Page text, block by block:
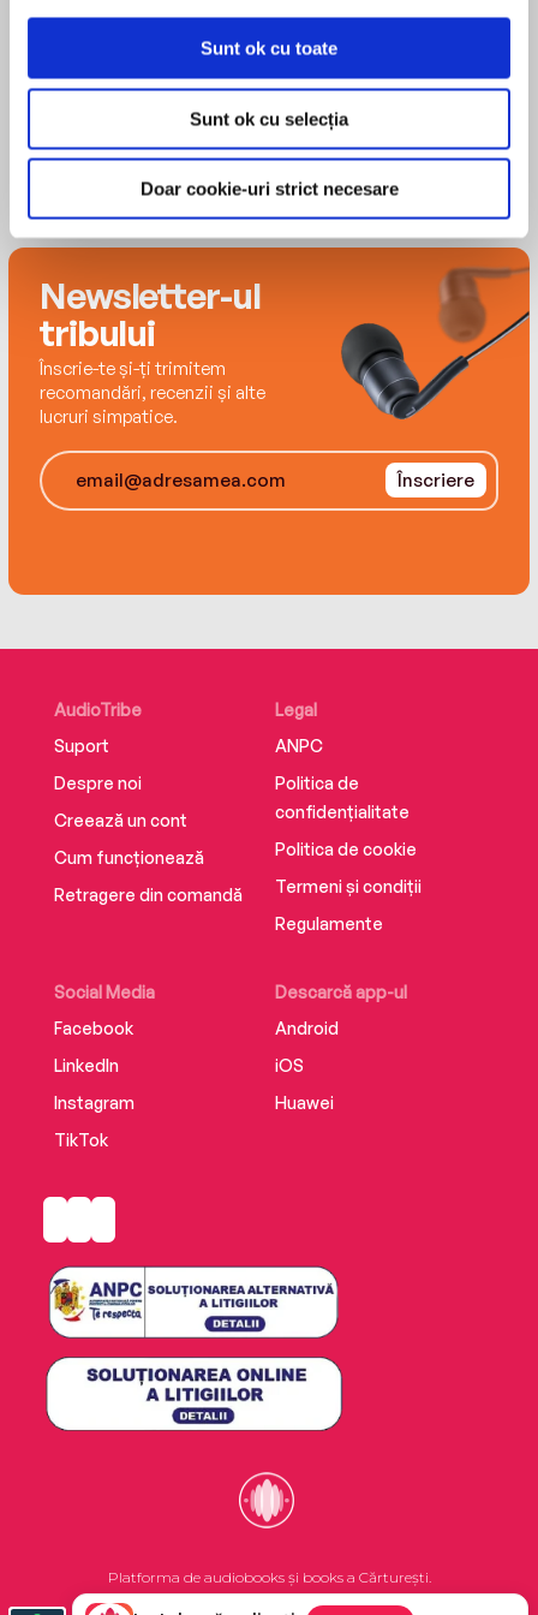
Sunt ok cu toate
Sunt ok cu selecția
Doar cookie-uri strict necesare
screen and stage, Sir Michael Hordern.
Newsletter-ul
tribului
Înscrie-te și-ți trimitem
recomandări, recenzii și alte
lucruri simpatice.
Înscriere
AudioTribe
Suport
Despre noi
Creează un cont
Cum funcționează
Retragere din comandă
Social Media
Facebook
LinkedIn
Instagram
TikTok
Descarcă app-ul
Android
iOS
Huawei
Legal
ANPC
Politica de
confidențialitate
Politica de cookie
Termeni și condiții
Regulamente
Platforma de audiobooks și books a Cărturești.